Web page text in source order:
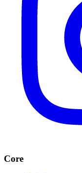
Core